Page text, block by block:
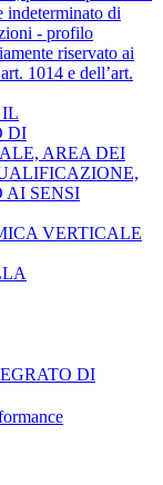
indeterminato di
- profilo
riservato ai
1014 e dell’art.
IL
DI
AREA DEI
AI SENSI
VERTICALE
DI